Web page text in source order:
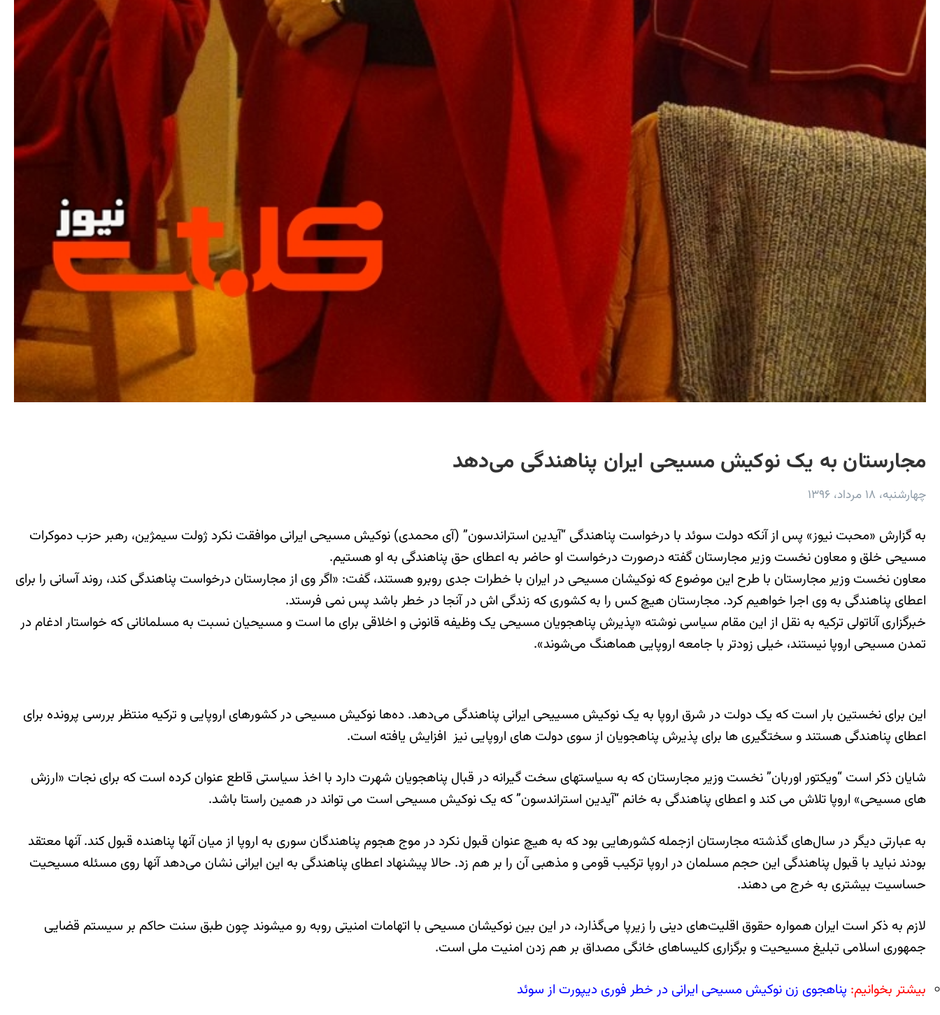
مجارستان به یک نوکیش مسیحی ایران پناهندگی می‌دهد
چهارشنبه، ۱۸ مرداد، ۱۳۹۶
به گزارش «محبت نیوز» پس از آنکه دولت سوئد با درخواست پناهندگی “آیدین استراندسون” (آی محمدی) نوکیش مسیحی ایرانی موافقت نکرد ژولت سیمژین، رهبر حزب دموکرات
مسیحی خلق و معاون نخست وزیر مجارستان گفته درصورت درخواست او حاضر به اعطای حق پناهندگی به او هستیم.
معاون نخست وزیر مجارستان با طرح این موضوع که نوکیشان مسیحی در ایران با خطرات جدی روبرو هستند، گفت: «اگر وی از مجارستان درخواست پناهندگی کند، روند آسانی را برای
اعطای پناهندگی به وی اجرا خواهیم کرد. مجارستان هیچ کس را به کشوری که زندگی اش در آنجا در خطر باشد پس نمی فرستد.
خبرگزاری آناتولی ترکیه به نقل از این مقام سیاسی نوشته «پذیرش پناهجویان مسیحی یک وظیفه قانونی و اخلاقی برای ما است و مسیحیان نسبت به مسلمانانی که خواستار ادغام در
تمدن مسیحی اروپا نیستند، خیلی زودتر با جامعه اروپایی هماهنگ می‌شوند».
این برای نخستین بار است که یک دولت در شرق اروپا به یک نوکیش مسییحی ایرانی پناهندگی می‌دهد. ده‌ها نوکیش مسیحی در کشورهای اروپایی و ترکیه منتظر بررسی پرونده برای
اعطای پناهندگی هستند و سختگیری ها برای پذیرش پناهجویان از سوی دولت های اروپایی نیز افزایش یافته است.
شایان ذکر است “ویکتور اوربان” نخست وزیر مجارستان که به سیاستهای سخت گیرانه در قبال پناهجویان شهرت دارد با اخذ سیاستی قاطع عنوان کرده است که برای نجات «ارزش
های مسیحی» اروپا تلاش می کند و اعطای پناهندگی به خانم “آیدین استراندسون” که یک نوکیش مسیحی است می تواند در همین راستا باشد.
به عبارتی دیگر در سال‌های گذشته مجارستان ازجمله کشورهایی بود که به هیچ عنوان قبول نکرد در موج هجوم پناهندگان سوری به اروپا از میان آنها پناهنده قبول کند. آنها معتقد
بودند نباید با قبول پناهندگی این حجم مسلمان در اروپا ترکیب قومی و مذهبی آن را بر هم زد. حالا پیشنهاد اعطای پناهندگی به این ایرانی نشان می‌دهد آنها روی مسئله مسیحیت
حساسیت بیشتری به خرج می دهند.
لازم به ذکر است ایران همواره حقوق اقلیت‌های دینی را زیرپا می‌گذارد، در این بین نوکیشان مسیحی با اتهامات امنیتی روبه رو می‎شوند چون طبق سنت حاکم بر سیستم قضایی
جمهوری اسلامی تبلیغ مسیحیت و برگزاری کلیساهای خانگی مصداق بر هم زدن امنیت ملی است.
بیشتر بخوانیم: پناهجوی زن نوکیش مسیحی ایرانی در خطر فوری دیپورت از سوئد